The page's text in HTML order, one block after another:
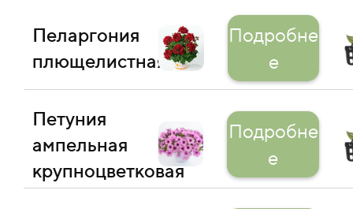
Пеларгония
плющелистная
Подробне
е
Петуния
ампельная
крупноцветковая
Подробне
е